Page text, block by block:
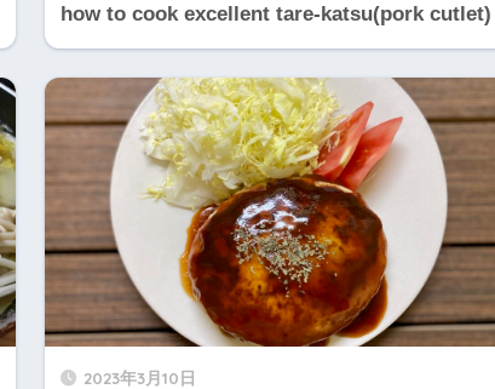
how to cook excellent tare-katsu(pork cutlet)
2023年3月10日